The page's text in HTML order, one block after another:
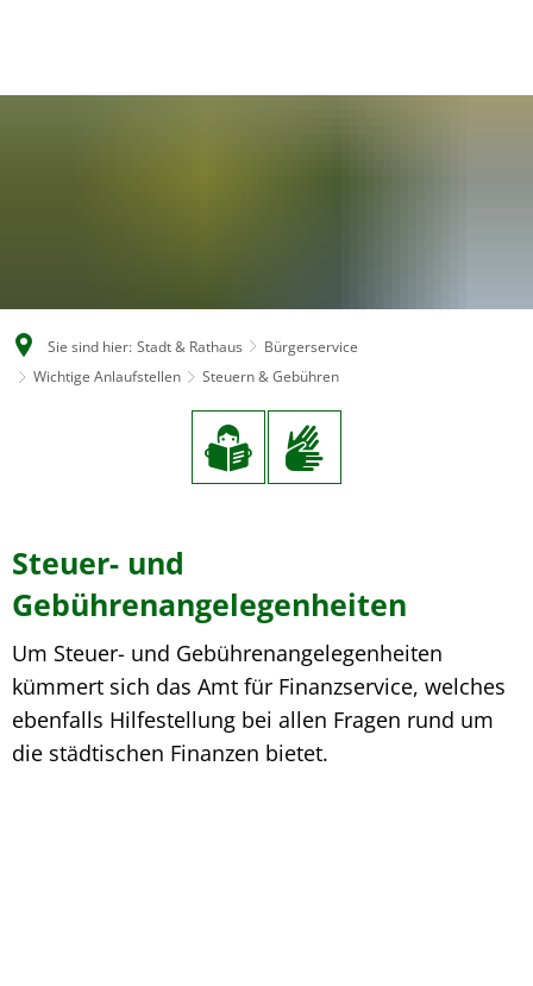
CS
Sie sind hier: Stadt & Rathaus
Bürgerservice
Wichtige Anlaufstellen
Steuern & Gebühren
Steuer- und
Gebührenangelegenheiten
Um Steuer- und Gebührenangelegenheiten
kümmert sich das Amt für Finanzservice, welches
ebenfalls Hilfestellung bei allen Fragen rund um
die städtischen Finanzen bietet.